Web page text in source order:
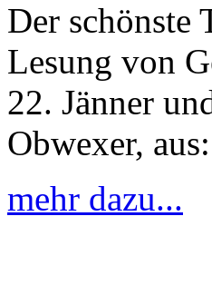
Der schönste
Lesung von
22. Jänner
Obwexer,
mehr dazu...